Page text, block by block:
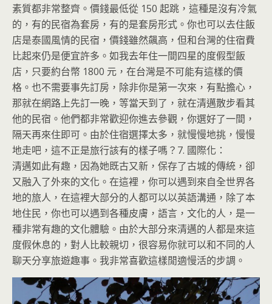
素質都非常整齊。價錢最低從 150 起跳，這種是沒有冷氣
的，有的民宿為套房，有的是套房形式。你也可以去住飯
店是泰國風情的民宿，價錢雖然飆高，但和台灣的住宿費
比起來仍是便宜許多。如我去年住一間四星的度假型飯
店，只要約台幣 1800 元，在台灣是不可能有這樣的價
格。也不需要事先訂房，除非你是第一次來，有點擔心，
那就在網路上先訂一晚，等當天到了，就在清邁散步看其
他的民宿。他們都非常歡迎你進去參觀，你選好了一間，
隔天再來住即可。由於住宿選擇太多，就慢慢地挑，慢慢
地走吧，這不正是旅行該有的樣子嗎？ 7. 國際化：
清邁如此有趣，因為她既古又新，保存了古城的傳統，卻
又融入了外來的文化。在這裡，你可以遇到來自全世界各
地的旅人，在這裡大部分的人都可以以英語溝通，除了本
地住民，你也可以遇到各種皮膚，語言，文化的人，是一
種非常有趣的文化體驗。由於大部分來清邁的人都是來這
度假休息的，對人比較親切，很容易你就可以和不同的人
聊天分享旅遊趣事。我非常喜歡這樣閒適慢活的步調。